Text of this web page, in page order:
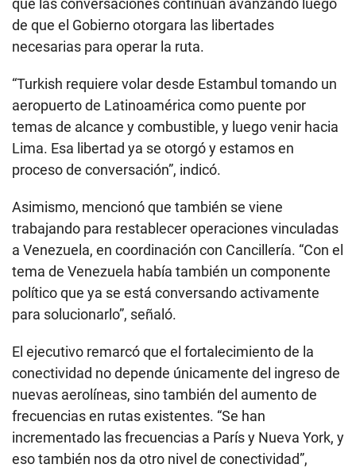
de que el Gobierno otorgara las libertades
necesarias para operar la ruta.
“Turkish requiere volar desde Estambul tomando un
aeropuerto de Latinoamérica como puente por
temas de alcance y combustible, y luego venir hacia
Lima. Esa libertad ya se otorgó y estamos en
proceso de conversación”, indicó.
Asimismo, mencionó que también se viene
trabajando para restablecer operaciones vinculadas
a Venezuela, en coordinación con Cancillería. “Con el
tema de Venezuela había también un componente
político que ya se está conversando activamente
para solucionarlo”, señaló.
El ejecutivo remarcó que el fortalecimiento de la
conectividad no depende únicamente del ingreso de
nuevas aerolíneas, sino también del aumento de
frecuencias en rutas existentes. “Se han
incrementado las frecuencias a París y Nueva York, y
eso también nos da otro nivel de conectividad”,